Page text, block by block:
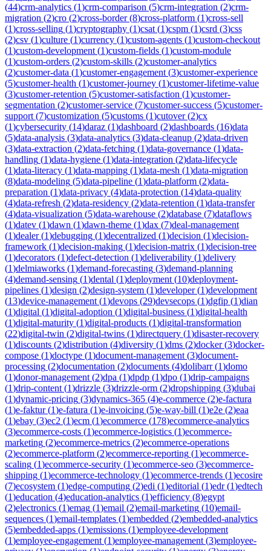
(44)crm-analytics (1)crm-comparison (5)crm-integration (2)crm-
migration (2)cro (2)cross-border(8)cross-platform (1)cross-sell
(1)cross-selling (1)cryptography (1)csat (1)cspm (1)csrd (3)css
(2)csv (1)culture (1)currency (1)custom-agents (1)custom-checkout
(1)custom-development (1)custom-fields (1)custom-module
(1)custom-orders (2)custom-skills (2)customer-analytics
(2)customer-data (1)customer-engagement (3)customer-experience
(5)customer-health (1)customer-journey (1)customer-lifetime-value
(3)customer-retention (5)customer-satisfaction (1)customer-
segmentation (2)customer-service (7)customer-success (5)customer-
support (7)customization (5)customs (1)cutover(2)cx
(1)cybersecurity (14)daraz (1)dashboard (2)dashboards (16)data
(5)data-analysis (3)data-analytics (3)data-cleanup (2)data-driven
(3)data-extraction (2)data-fetching (1)data-governance (1)data-
handling (1)data-hygiene (1)data-integration (2)data-lifecycle
(1)data-literacy (1)data-mapping (1)data-mesh (1)data-migration
(8)data-modeling (5)data-pipeline (1)data-platform (2)data-
preparation (1)data-privacy (4)data-protection (14)data-quality
(4)data-refresh (2)data-residency (2)data-retention (1)data-transfer
(4)data-visualization (5)data-warehouse (2)database (7)dataflows
(1)datev (1)dawn (1)dawn-theme (1)dax (7)deal-management
(1)dealer(1)debugging (1)decentralized (1)decision (1)decision-
framework (1)decision-making (1)decision-matrix (1)decision-tree
(1)decorators (1)defect-detection (1)deliverability (1)delivery
(1)delmiaworks (1)demand-forecasting (3)demand-planning
(4)demand-sensing (1)dental (1)deployment (10)deployment-
pipelines (1)design (2)design-system (1)developer(1)development
(13)device-management (1)devops (29)devsecops (1)dgfip (1)dian
(1)digital (1)digital-adoption (1)digital-business (1)digital-health
(1)digital-maturity (1)digital-products (1)digital-transformation
(22)digital-twin (2)digital-twins (1)directquery (1)disaster-recovery
(1)discounts (2)distribution (4)diversity (1)dms (2)docker(3)docker-
compose (1)doctype (1)document-management (3)document-
processing (2)documentation (2)documents (4)dolibarr(1)domo
(1)donor-management (2)dpa (1)dpdp (1)dpo (1)drip-campaigns
(1)drip-content (1)drizzle (3)drizzle-orm (2)dropshipping (3)dubai
(1)dynamic-pricing (3)dynamics-365 (4)e-commerce (2)e-factura
(1)e-faktur(1)e-fatura (1)e-invoicing (5)e-way-bill (1)e2e (2)eaa
(1)ebay (3)ec2 (1)ecm (1)ecommerce (178)ecommerce-analytics
(3)ecommerce-costs (1)ecommerce-logistics (1)ecommerce-
marketing (2)ecommerce-metrics (2)ecommerce-operations
(2)ecommerce-platform (2)ecommerce-reporting (1)ecommerce-
scaling (1)ecommerce-security (1)ecommerce-seo (3)ecommerce-
shipping (1)ecommerce-technology (1)ecommerce-trends (1)ecosire
(7)ecosystem (1)edge-computing (2)edi (1)editorial (1)edr(1)edtech
(1)education (4)education-analytics (1)efficiency (8)egypt
(2)electronics (1)emag (1)email (2)email-marketing (10)email-
sequences (1)email-templates (1)embedded (2)embedded-analytics
(5)embedded-apps (1)emissions (1)employee-development
(1)employee-engagement (1)employee-management (3)employee-